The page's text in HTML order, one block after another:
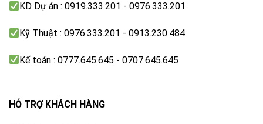
Hình ảnh hiển thị chất lượng hơn nhờ HDR Cinema
Display
55LX800V còn được trang bị Chế độ trò chơi – Game
KD Dự án : 0919.333.201 - 0976.333.201
Kỹ Thuật : 0976.333.201 - 0913.230.484
Kế toán : 0777.645.645 - 0707.645.645
HỖ TRỢ KHÁCH HÀNG